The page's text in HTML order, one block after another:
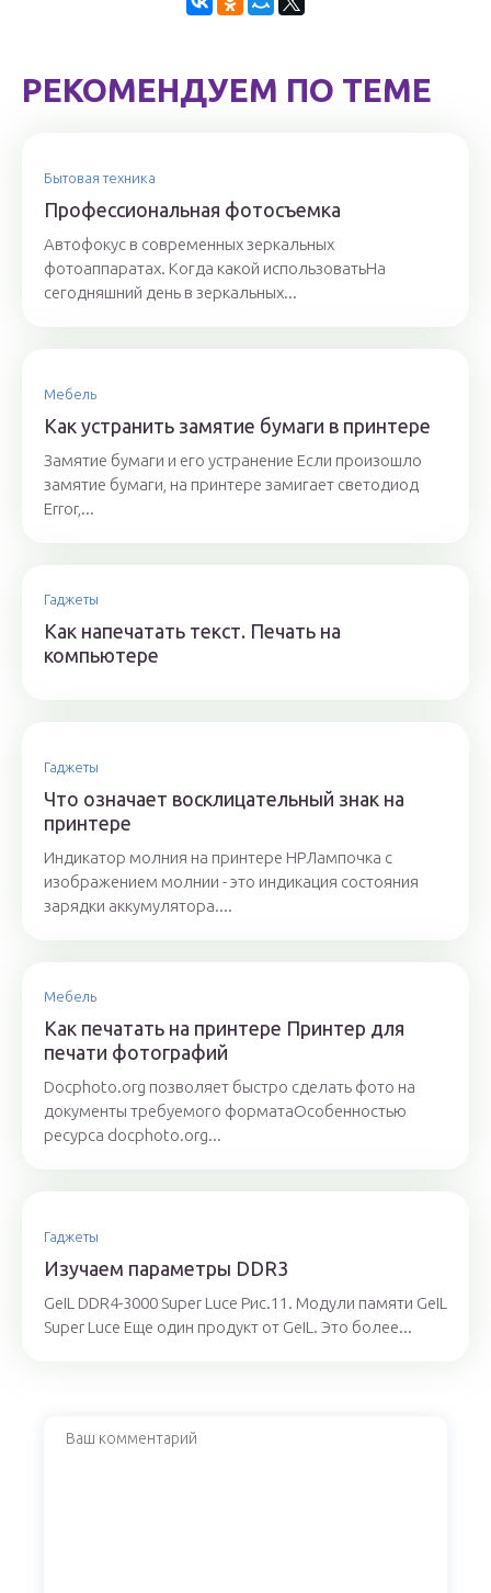
РЕКОМЕНДУЕМ ПО ТЕМЕ
Бытовая техника
Профессиональная фотосъемка
Автофокус в современных зеркальных
фотоаппаратах. Когда какой использоватьНа
сегодняшний день в зеркальных...
Мебель
Как устранить замятие бумаги в принтере
Замятие бумаги и его устранение Если произошло
замятие бумаги, на принтере замигает светодиод
Error,...
Гаджеты
Как напечатать текст. Печать на
компьютере
Гаджеты
Что означает восклицательный знак на
принтере
Индикатор молния на принтере HPЛампочка с
изображением молнии - это индикация состояния
зарядки аккумулятора....
Мебель
Как печатать на принтере Принтер для
печати фотографий
Docphoto.org позволяет быстро сделать фото на
документы требуемого форматаОсобенностью
ресурса docphoto.org...
Гаджеты
Изучаем параметры DDR3
GeIL DDR4-3000 Super Luce Рис.11. Модули памяти GeIL
Super Luce Еще один продукт от GeIL. Это более...